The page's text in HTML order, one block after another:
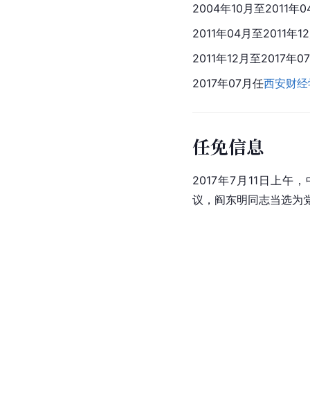
2004年10月至2011年
2011年04月至2011年
2011年12月至2017年
2017年07月任西安财
任免信息
2017年7月11日上午
议，阎东明同志当选